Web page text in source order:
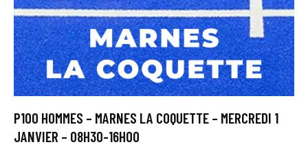
P100 HOMMES – MARNES LA COQUETTE – MERCREDI 1
JANVIER – 08H30-16H00